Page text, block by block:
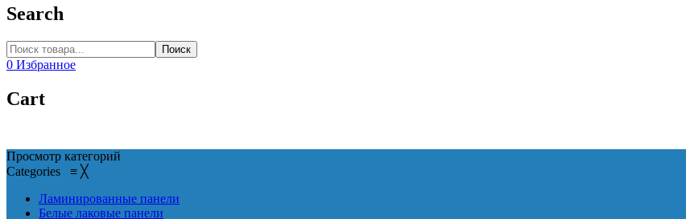
Search
Поиск
0 Избранное
Cart
Просмотр категорий
Categories ≡ ╳
Ламинированные панели
Белые лаковые панели